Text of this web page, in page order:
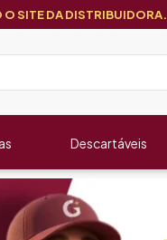
O SITE DA DISTRIBUIDORA.
Descartáveis